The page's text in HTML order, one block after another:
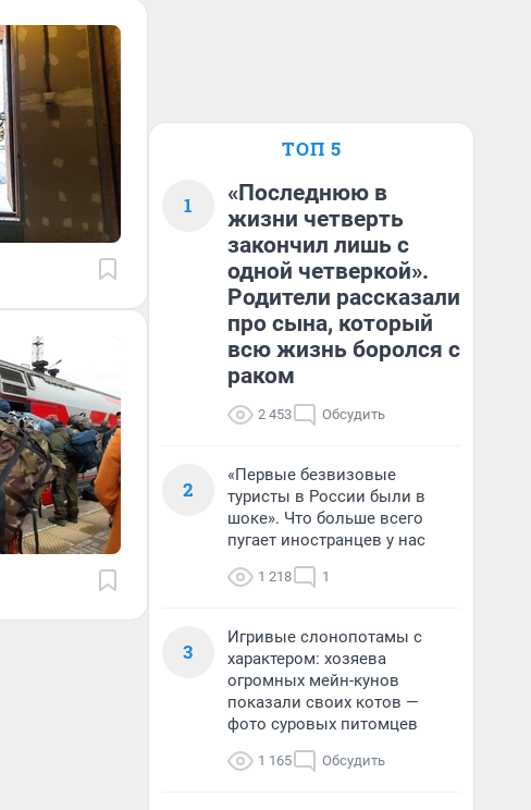
ТОП 5
1
«Последнюю в
жизни четверть
закончил лишь с
одной четверкой».
Родители рассказали
про сына, который
всю жизнь боролся с
раком
2 453 Обсудить
2
«Первые безвизовые
туристы в России были в
шоке». Что больше всего
пугает иностранцев у нас
1 218 1
3
Игривые слонопотамы с
характером: хозяева
огромных мейн-кунов
показали своих котов —
фото суровых питомцев
1 165 Обсудить